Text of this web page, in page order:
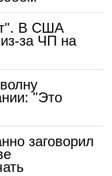
В США
за ЧП на
"Это
заговорил